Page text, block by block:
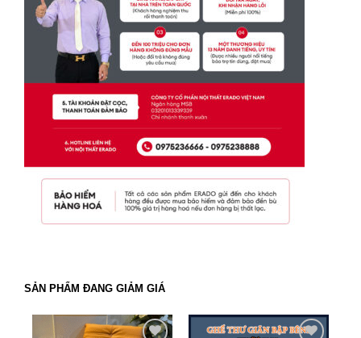
SẢN PHẨM ĐANG GIẢM GIÁ